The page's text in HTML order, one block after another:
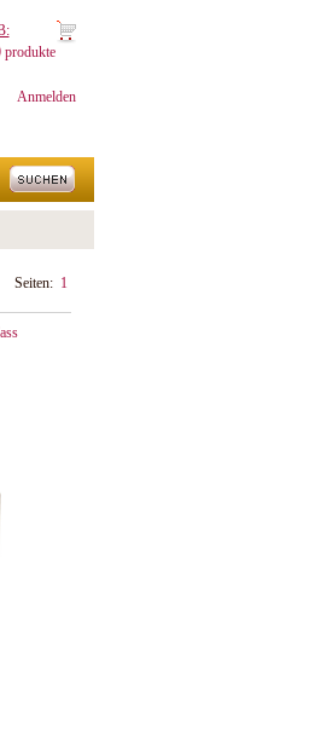
produkte
Anmelden
Seiten: 1